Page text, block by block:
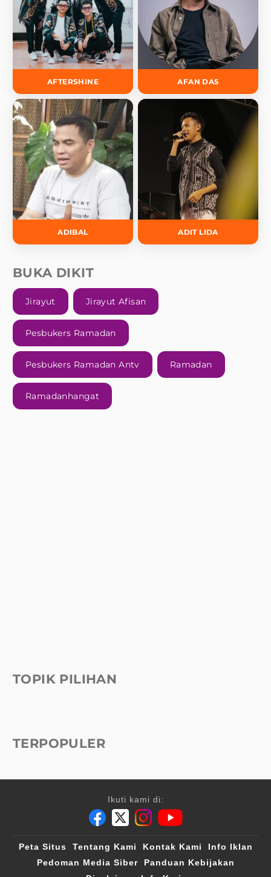
AFTERSHINE AFAN DA5
ADIBAL ADIT LIDA
BUKA DIKIT
Jirayut Jirayut Afisan
Pesbukers Ramadan
Pesbukers Ramadan Antv Ramadan
Ramadanhangat
TOPIK PILIHAN
TERPOPULER
Ikuti kami di:
Peta Situs Tentang Kami Kontak Kami
Info Iklan
Pedoman Media Siber
Panduan Kebijakan